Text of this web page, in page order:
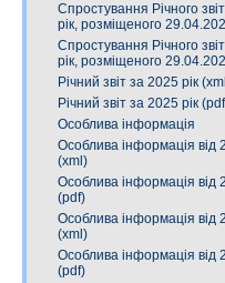
Спростування Річного
рік, розміщеного
Спростування Річного
рік, розміщеного
Річний звіт за 2025 рік
Річний звіт за 2025 рік
Особлива інформація
Особлива інформація від
(xml)
Особлива інформація від
(pdf)
Особлива інформація від
(xml)
Особлива інформація від
(pdf)